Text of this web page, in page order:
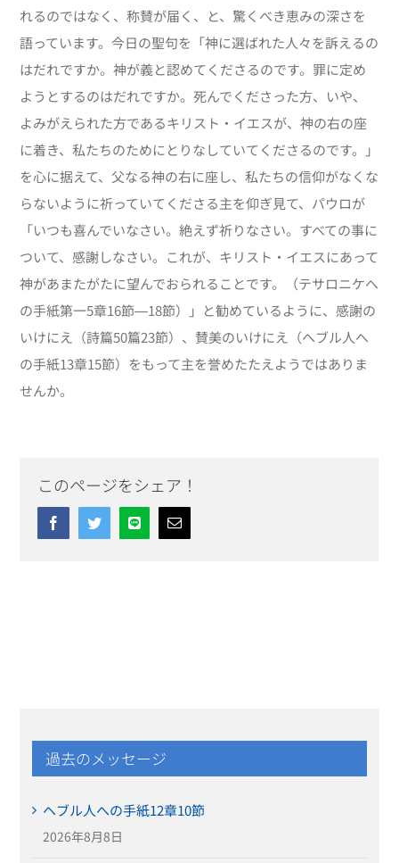
れるのではなく、称賛が届く、と、驚くべき恵みの深さを
語っています。今日の聖句を「神に選ばれた人々を訴えるの
はだれですか。神が義と認めてくださるのです。罪に定め
ようとするのはだれですか。死んでくださった方、いや、
よみがえられた方であるキリスト・イエスが、神の右の座
に着き、私たちのためにとりなしていてくださるのです。」
を心に据えて、父なる神の右に座し、私たちの信仰がなくな
らないように祈っていてくださる主を仰ぎ見て、パウロが
「いつも喜んでいなさい。絶えず祈りなさい。すべての事に
ついて、感謝しなさい。これが、キリスト・イエスにあって
神があまたがたに望んでおられることです。（テサロニケへ
の手紙第一5章16節―18節）」と勧めているように、感謝の
いけにえ（詩篇50篇23節）、賛美のいけにえ（ヘブル人へ
の手紙13章15節）をもって主を誉めたたえようではありま
せんか。
このページをシェア！
FacebookTwitterLine Email
過去のメッセージ
ヘブル人への手紙12章10節
2026年8月8日